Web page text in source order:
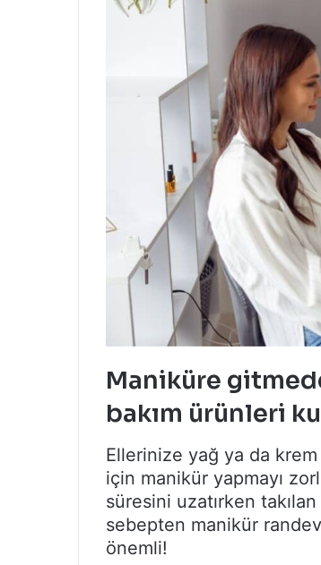
Maniküre
bakım ürünleri
Ellerinize yağ ya da
için manikür yapmayı
süresini uzatırken
sebepten manikür
önemli!